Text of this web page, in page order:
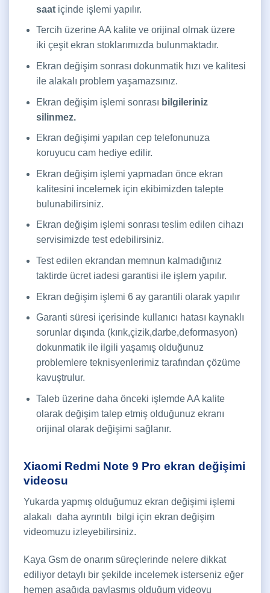
saat içinde işlemi yapılır.
Tercih üzerine AA kalite ve orijinal olmak üzere
iki çeşit ekran stoklarımızda bulunmaktadır.
Ekran değişim sonrası dokunmatik hızı ve kalitesi
ile alakalı problem yaşamazsınız.
Ekran değişim işlemi sonrası bilgileriniz
silinmez.
Ekran değişimi yapılan cep telefonunuza
koruyucu cam hediye edilir.
Ekran değişim işlemi yapmadan önce ekran
kalitesini incelemek için ekibimizden talepte
bulunabilirsiniz.
Ekran değişim işlemi sonrası teslim edilen cihazı
servisimizde test edebilirsiniz.
Test edilen ekrandan memnun kalmadığınız
taktirde ücret iadesi garantisi ile işlem yapılır.
Ekran değişim işlemi 6 ay garantili olarak yapılır
Garanti süresi içerisinde kullanıcı hatası kaynaklı
sorunlar dışında (kırık,çizik,darbe,deformasyon)
dokunmatik ile ilgili yaşamış olduğunuz
problemlere teknisyenlerimiz tarafından çözüme
kavuştrulur.
Taleb üzerine daha önceki işlemde AA kalite
olarak değişim talep etmiş olduğunuz ekranı
orijinal olarak değişimi sağlanır.
Xiaomi Redmi Note 9 Pro ekran değişimi
videosu
Yukarda yapmış olduğumuz ekran değişimi işlemi
alakalı daha ayrıntılı bilgi için ekran değişim
videomuzu izleyebilirsiniz.
Kaya Gsm de onarım süreçlerinde nelere dikkat
ediliyor detaylı bir şekilde incelemek isterseniz eğer
hemen aşağıda paylaşmış olduğum videoyu